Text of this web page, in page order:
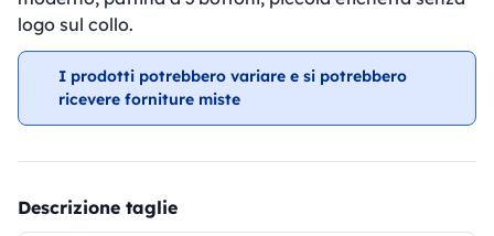
logo sul collo.
I prodotti potrebbero variare e si potrebbero
ricevere forniture miste
Descrizione taglie